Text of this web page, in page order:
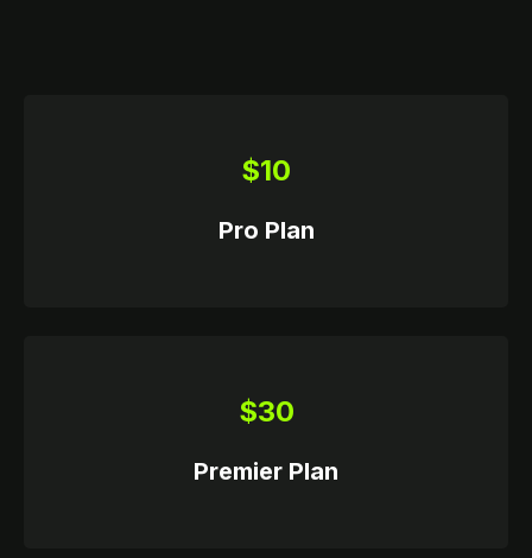
$10
Pro Plan
$30
Premier Plan